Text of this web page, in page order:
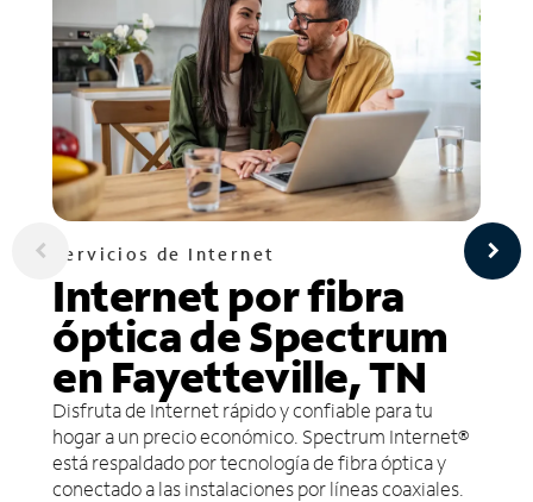
Servicios de Internet
Internet por fibra
óptica de Spectrum
en Fayetteville, TN
Disfruta de Internet rápido y confiable para tu
hogar a un precio económico. Spectrum Internet®
está respaldado por tecnología de fibra óptica y
conectado a las instalaciones por líneas coaxiales.